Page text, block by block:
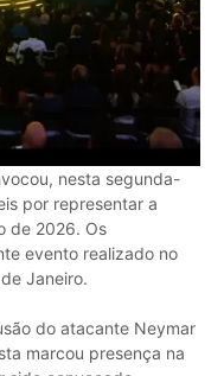
nesta segunda-
por representar a
de 2026. Os
evento realizado no
Janeiro.
do atacante Neymar
marcou presença na